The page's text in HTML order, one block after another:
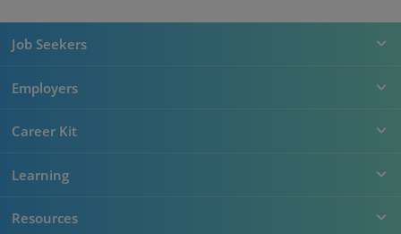
Job Seekers
Employers
Career Kit
Learning
Resources